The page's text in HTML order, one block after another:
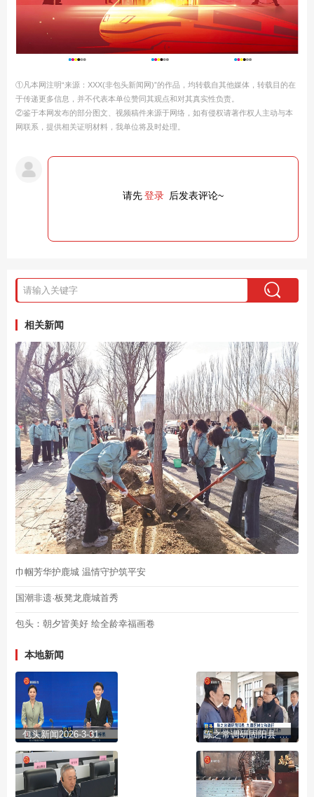
①凡本网注明“来源：XXX(非包头新闻网)”的作品，均转载自其他媒体，转载目的在
于传递更多信息，并不代表本单位赞同其观点和对其真实性负责。
②鉴于本网发布的部分图文、视频稿件来源于网络，如有侵权请著作权人主动与本
网联系，提供相关证明材料，我单位将及时处理。
请先登录 后发表评论~
相关新闻
巾帼芳华护鹿城 温情守护筑平安
国潮非遗·板凳龙鹿城首秀
包头：朝夕皆美好 绘全龄幸福画卷
本地新闻
包头新闻2026-3-31 陈之常调研固阳县 九原区树立和践行正确政绩观学习教育 推动高质量发展工作